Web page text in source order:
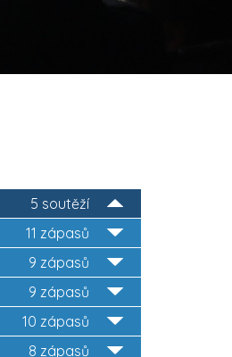
5 soutěží
11 zápasů
9 zápasů
9 zápasů
10 zápasů
8 zápasů